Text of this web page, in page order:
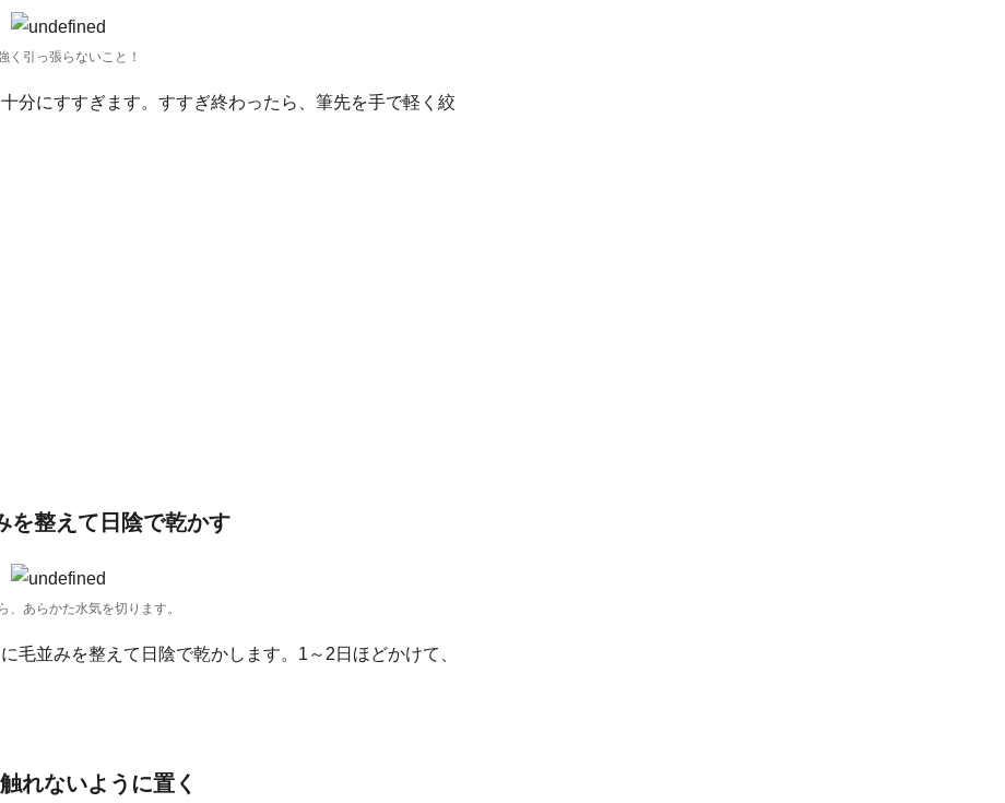
く引っ張らないこと！
分にすすぎます。すすぎ終わったら、筆先を手で軽く絞
を整えて日陰で乾かす
、あらかた水気を切ります。
毛並みを整えて日陰で乾かします。1～2日ほどかけて、
れないように置く